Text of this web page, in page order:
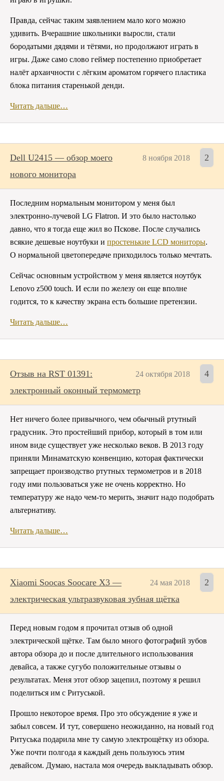
Правда, сейчас таким заявлением мало кого можно
удивить. Вчерашние школьники выросли, стали
бородатыми дядями и тётями, но продолжают играть в
игры. Даже само слово геймер постепенно приобретает
налёт архаичности с лёгким ароматом горячего пластика
блока питания старенькой денди.
Читать дальше…
8 ноября 2018 2
Dell U2415 — обзор моего
нового монитора
Последним нормальным монитором у меня был
электронно-лучевой LG Flatron. И это было настолько
давно, что я тогда еще жил во Пскове. После случались
всякие дешевые ноутбуки и простенькие LCD мониторы.
О нормальной цветопередаче приходилось только мечтать.
Сейчас основным устройством у меня является ноутбук
Lenovo z500 touch. И если по железу он еще вполне
годится, то к качеству экрана есть большие претензии.
Читать дальше…
24 октября 2018 4
Отзыв на RST 01391:
электронный оконный термометр
Нет ничего более привычного, чем обычный ртутный
градусник. Это простейший прибор, который в том или
ином виде существует уже несколько веков. В 2013 году
приняли Минаматскую конвенцию, которая фактически
запрещает производство ртутных термометров и в 2018
году ими пользоваться уже не очень корректно. Но
температуру же надо чем-то мерить, значит надо подобрать
альтернативу.
Читать дальше…
24 мая 2018 2
Xiaomi Soocas Soocare X3 —
электрическая ультразвуковая зубная щётка
Перед новым годом я прочитал отзыв об одной
электрической щётке. Там было много фотографий зубов
автора обзора до и после длительного использования
девайса, а также сугубо положительные отзывы о
результатах. Меня этот обзор зацепил, поэтому я решил
поделиться им с Ритуськой.
Прошло некоторое время. Про это обсуждение я уже и
забыл совсем. И тут, совершено неожиданно, на новый год
Ритуська подарила мне ту самую электрощётку из обзора.
Уже почти полгода я каждый день пользуюсь этим
девайсом. Думаю, настала моя очередь выкладывать обзор.